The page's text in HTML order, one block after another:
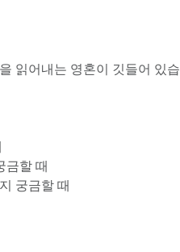
읽어내는 영혼이 깃들어 있
금할 때
궁금할 때